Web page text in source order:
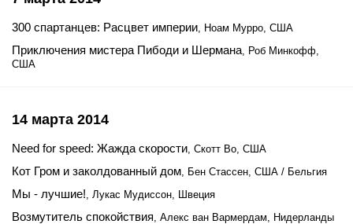
300 спартанцев: Расцвет империи, Ноам Мурро, США
Приключения мистера Пибоди и Шермана, Роб Минкофф,
США
14 марта 2014
Need for speed: Жажда скорости, Скотт Во, США
Кот Гром и заколдованный дом, Бен Стассен, США / Бельгия
Мы - лучшие!, Лукас Мудиссон, Швеция
Возмутитель спокойствия, Алекс ван Вармердам, Нидерланды